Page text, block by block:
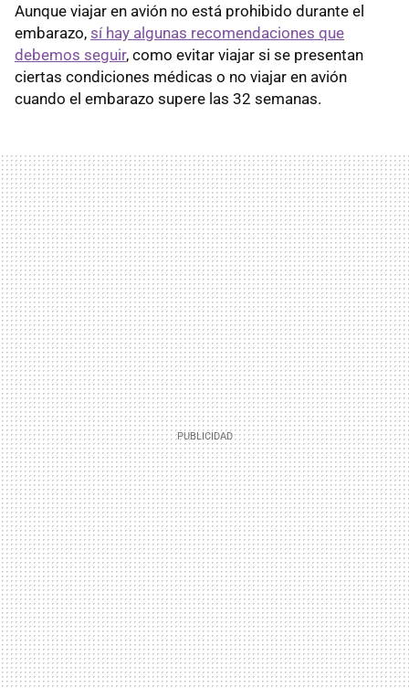
Aunque viajar en avión no está prohibido durante el
embarazo, sí hay algunas recomendaciones que
debemos seguir, como evitar viajar si se presentan
ciertas condiciones médicas o no viajar en avión
cuando el embarazo supere las 32 semanas.